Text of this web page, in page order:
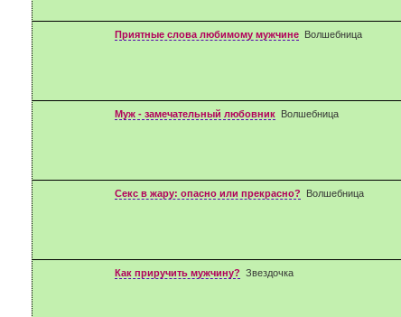
Приятные слова любимому мужчине Волшебница
Муж - замечательный любовник Волшебница
Секс в жару: опасно или прекрасно? Волшебница
Как приручить мужчину? Звездочка